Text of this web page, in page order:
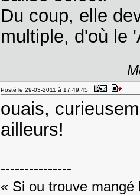
Du coup, elle
multiple, d'où le
Posté le 29-03-2011 à 17:49:45
ouais,
ailleurs!
---------------
« Si ou trouve